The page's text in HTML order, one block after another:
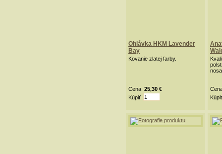
Ohlávka HKM Lavender
Bay
Kovanie zlatej farby.
Cena: 25,30 €
Kúpiť
Kúpiť